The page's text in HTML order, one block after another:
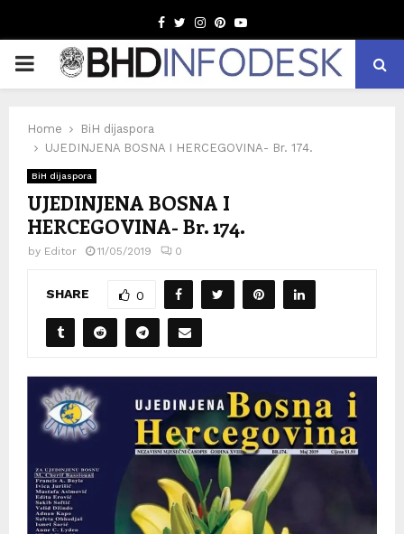
Facebook
TwitterInstagram
Pinterest
Youtube
PRIMARY
Home
BiH dijaspora
UJEDINJENA BOSNA I HERCEGOVINA- Br. 174.
BiH dijaspora
UJEDINJENA BOSNA I
HERCEGOVINA- Br. 174.
by Editor 11/05/2019 0
SHARE 0